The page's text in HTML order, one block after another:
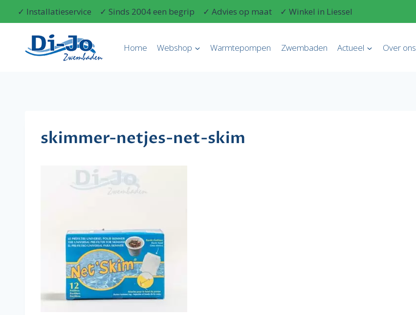
Doorgaan✓ Installatieservice ✓ Sinds 2004 een begrip ✓ Advies op maat ✓ Winkel in Liessel
Home Webshop Warmtepompen Zwembaden Actueel Over ons
skimmer-netjes-net-skim